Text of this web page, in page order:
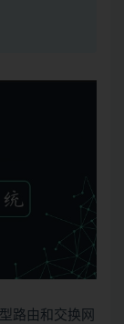
路由和交换网